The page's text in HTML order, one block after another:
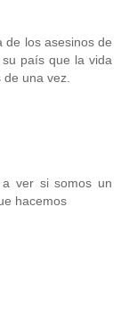
de los asesinos de
país que la vida
una vez.
a ver si somos un
hacemos